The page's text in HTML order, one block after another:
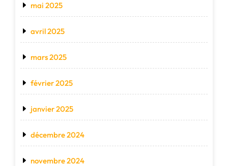
mai 2025
avril 2025
mars 2025
février 2025
janvier 2025
décembre 2024
novembre 2024